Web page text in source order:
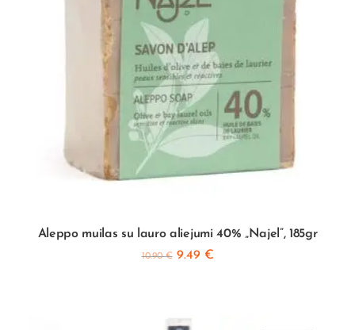
Aleppo muilas su lauro aliejumi 40% „Najel”, 185gr
10.90€ 9.49 €